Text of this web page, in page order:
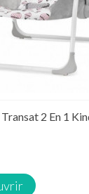
2 En 1